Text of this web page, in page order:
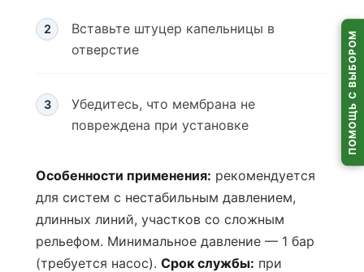
Вставьте штуцер капельницы в
отверстие
Убедитесь, что мембрана не
повреждена при установке
Особенности применения: рекомендуется
для систем с нестабильным давлением,
длинных линий, участков со сложным
рельефом. Минимальное давление — 1 бар
(требуется насос). Срок службы: при
ПОМОЩЬ С ВЫБОРОМ